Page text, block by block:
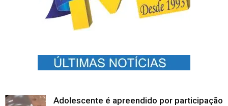
Adolescente é apreendido por participação